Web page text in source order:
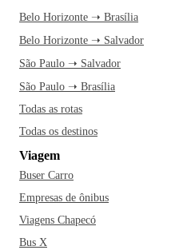
Belo Horizonte ➝ Brasília
Belo Horizonte ➝ Salvador
São Paulo ➝ Salvador
São Paulo ➝ Brasília
Todas as rotas
Todas os destinos
Viagem
Buser Carro
Empresas de ônibus
Viagens Chapecó
Bus X